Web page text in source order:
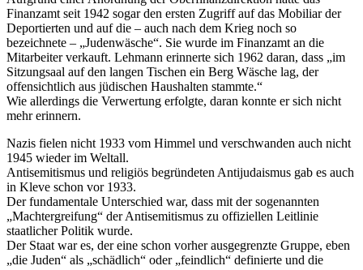
Finanzamt seit 1942 sogar den ersten Zugriff auf das Mobiliar der
Deportierten und auf die – auch nach dem Krieg noch so
bezeichnete – „Judenwäsche“. Sie wurde im Finanzamt an die
Mitarbeiter verkauft. Lehmann erinnerte sich 1962 daran, dass „im
Sitzungsaal auf den langen Tischen ein Berg Wäsche lag, der
offensichtlich aus jüdischen Haushalten stammte.“
Wie allerdings die Verwertung erfolgte, daran konnte er sich nicht
mehr erinnern.
Nazis fielen nicht 1933 vom Himmel und verschwanden auch nicht
1945 wieder im Weltall.
Antisemitismus und religiös begründeten Antijudaismus gab es auch
in Kleve schon vor 1933.
Der fundamentale Unterschied war, dass mit der sogenannten
„Machtergreifung“ der Antisemitismus zu offiziellen Leitlinie
staatlicher Politik wurde.
Der Staat war es, der eine schon vorher ausgegrenzte Gruppe, eben
„die Juden“ als „schädlich“ oder „feindlich“ definierte und die